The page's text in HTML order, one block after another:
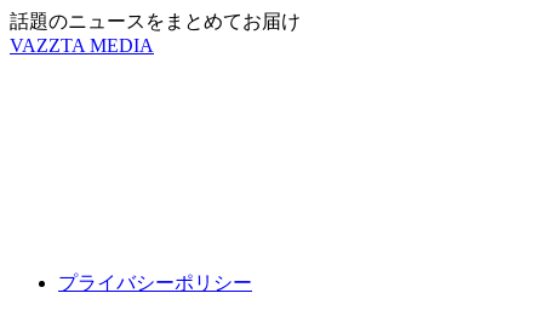
話題のニュースをまとめてお届け
VAZZTA MEDIA
プライバシーポリシー